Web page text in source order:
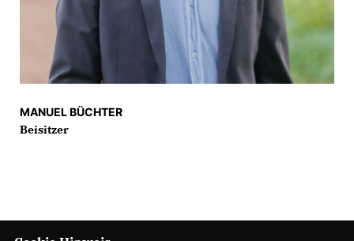
MANUEL BÜCHTER
Beisitzer